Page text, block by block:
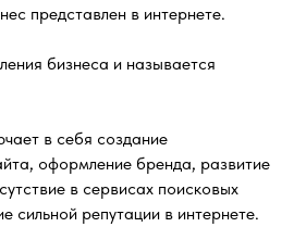
представлен в интернете.
бизнеса и называется
в себя создание
оформление бренда, развитие
в сервисах поисковых
сильной репутации в интернете.